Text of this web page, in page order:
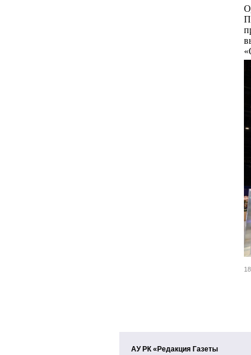
АУ РК «Редакция Газеты